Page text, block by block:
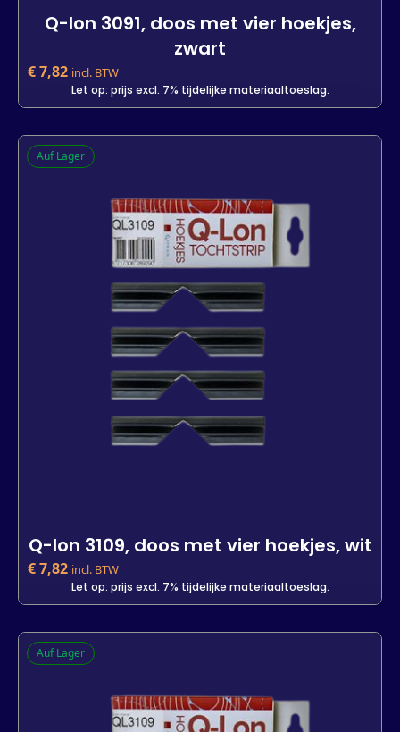
Q-lon 3091, doos met vier hoekjes,
zwart
€7,82 incl. BTW
Let op: prijs excl. 7% tijdelijke materiaaltoeslag.
Q-lon 3091, doos met vier hoekjes,
-
In den Warenkorb
Auf Lager
Q-lon 3109, doos met vier hoekjes, wit
€7,82 incl. BTW
Let op: prijs excl. 7% tijdelijke materiaaltoeslag.
Q-lon 3109, doos met vier hoekjes, wit
In den Warenkorb
Auf Lager